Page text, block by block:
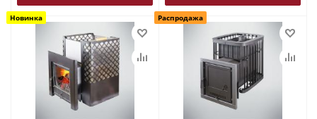
Новинка Распродажа